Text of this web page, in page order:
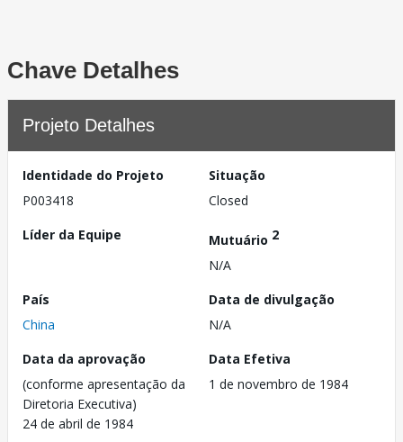
Chave Detalhes
Projeto Detalhes
Identidade do Projeto
P003418
Situação
Closed
Líder da Equipe
Mutuário 2
N/A
País
China
Data de divulgação
N/A
Data da aprovação
(conforme apresentação da
Diretoria Executiva)
24 de abril de 1984
Data Efetiva
1 de novembro de 1984